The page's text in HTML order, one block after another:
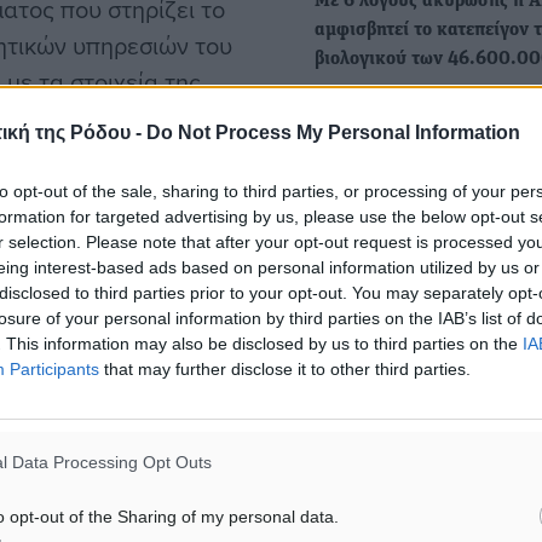
της Ρόδου - Do Not Process My Personal Information
opt-out of the sale, sharing to third parties, or processing of your
for targeted advertising by us, please use the below opt-out
selection. Please note that after your opt-out request is processed
interest-based ads based on personal information utilized by us
to third parties prior to your opt-out. You may separately
of your personal information by third parties on the IAB’s list of
This information may also be disclosed by us to third parties on the
Participants that may further disclose it to other third parties.
Data Processing Opt Outs
opt-out of the Sharing of my personal data.
που στηρίζει το
υπηρεσιών του
τα στοιχεία της
διαδοχικών ετών
από μια
σύμβασης
«Συντήρηση εφαρμογών
συντήρησης και
στα 483.870,96
δαπάνη φτάνει
αμφισβητεί το κατεπείγον
βιολογικού των
πρόσκλησης που απηύθυνε
Διαγωνισμός 168.000
συντήρηση πρασίνου στην
Καλλιθέα, την
Θέρμαι
• Το ΔΣ της ΔΕΡΜΑΕ
ομοφώνως τη μελέτη και